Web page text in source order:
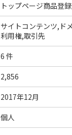
トップページ商品登
サイトコンテンツ,ド
利用権,取引先
6 件
2,856
2017年12月
個人